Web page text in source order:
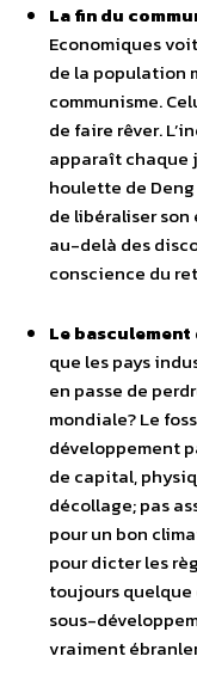
La fin du
Economiques
de la population
communisme.
de faire rêver.
apparaît chaque
houlette de
de libéraliser son
au-delà des
conscience du
Le basculement
que les pays
en passe de
mondiale? Le
développement
de capital,
décollage; pas
pour un bon
pour dicter les
toujours quelque
sous-
vraiment